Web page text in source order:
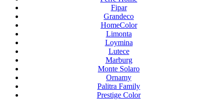
Fipar
Grandeco
HomeColor
Limonta
Loymina
Lutece
Marburg
Monte Solaro
Ornamy
Palitra Family
Prestige Color